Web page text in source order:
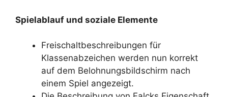
Spielablauf und soziale Elemente
Freischaltbeschreibungen für
Klassenabzeichen werden nun korrekt
auf dem Belohnungsbildschirm nach
einem Spiel angezeigt.